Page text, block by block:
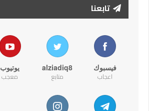
تابعنا
فيسبوك
اعجاب
alziadiq8
متابع
يوتيوب
معجب